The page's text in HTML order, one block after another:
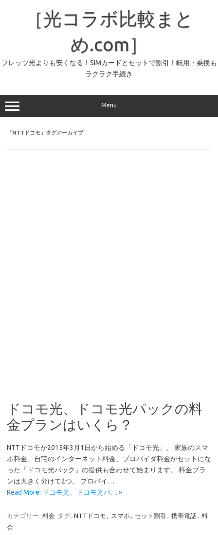
プ
［光コラボ比較まと
め.com］
フレッツ光よりも安くなる！SIMカードとセットで割引！転用・乗換も
ラクラク手続き
Menu
「NTTドコモ 」タグアーカイブ
ドコモ光、ドコモ光パックの料
金プランはいくら？
NTTドコモが2015年3月1日から始める「ドコモ光」。 家族のスマ
ホ料金、自宅のインターネット料金、プロバイダ料金がセットにな
った「ドコモ光パック」の提供も合わせて始まります。 料金プラ
ンは大きく分けて2つ。 プロバイ…
Read More: ドコモ光、ドコモ光パ… »
カテゴリー: 料金 タグ: NTTドコモ , スマホ , セット割引 , 携帯電話, 料
金